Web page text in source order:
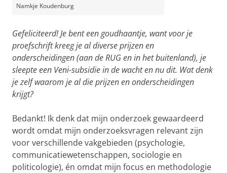
Namkje Koudenburg
Gefeliciteerd! Je bent een goudhaantje, want voor je
proefschrift kreeg je al diverse prijzen en
onderscheidingen (aan de RUG en in het buitenland), je
sleepte een Veni-subsidie in de wacht en nu dit. Wat denk
je zelf waarom je al die prijzen en onderscheidingen
krijgt?
Bedankt! Ik denk dat mijn onderzoek gewaardeerd
wordt omdat mijn onderzoeksvragen relevant zijn
voor verschillende vakgebieden (psychologie,
communicatiewetenschappen, sociologie en
politicologie), én omdat mijn focus en methodologie